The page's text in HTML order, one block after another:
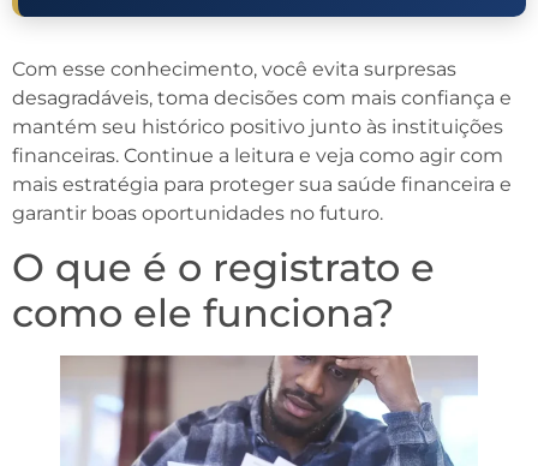
Com esse conhecimento, você evita surpresas
desagradáveis, toma decisões com mais confiança e
mantém seu histórico positivo junto às instituições
financeiras. Continue a leitura e veja como agir com
mais estratégia para proteger sua saúde financeira e
garantir boas oportunidades no futuro.
O que é o registrato e
como ele funciona?